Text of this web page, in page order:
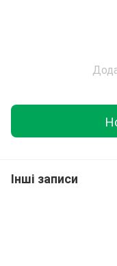
Інші записи